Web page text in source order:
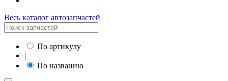
Весь каталог автозапчастей
По артикулу
|
По названию